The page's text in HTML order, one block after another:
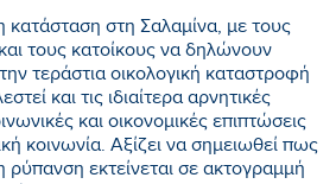
κατάσταση στη Σαλαμίνα, με τους
τους κατοίκους να δηλώνουν
τεράστια οικολογική καταστροφή
και τις ιδιαίτερα αρνητικές
και οικονομικές επιπτώσεις
κοινωνία. Αξίζει να σημειωθεί πως
ρύπανση εκτείνεται σε ακτογραμμή